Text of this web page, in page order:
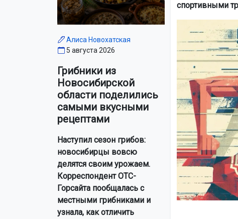
Алиса Новохатская
5 августа 2026
Грибники из
Новосибирской
области поделились
самыми вкусными
рецептами
Наступил сезон грибов:
новосибирцы вовсю
делятся своим урожаем.
Корреспондент ОТС-
Горсайта пообщалась с
местными грибниками и
узнала, как отличить
спортивными